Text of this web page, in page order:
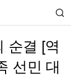
순결 [역
선민 대